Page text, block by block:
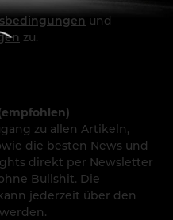
und
zu.
zu allen Artikeln,
die besten News und
direkt per Newsletter
Bullshit. Die
jederzeit über den